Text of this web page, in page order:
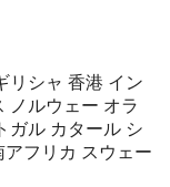
リシャ 香港 イン
ノルウェー オラ
ガル カタール シ
アフリカ スウェー